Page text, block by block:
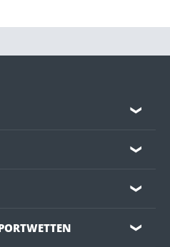
❯
❯
❯
❯